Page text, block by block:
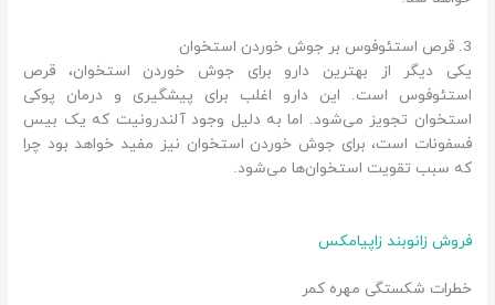
3. قرص استئوفوس بر جوش خوردن استخوان
یکی دیگر از بهترین دارو برای جوش خوردن استخوان، قرص
استئوفوس است. این دارو اغلب برای پیشگیری و درمان پوکی
استخوان تجویز می‌شود. اما به دلیل وجود آلندرونیت که یک بیس
فسفونات است، برای جوش خوردن استخوان نیز مفید خواهد بود چرا
که سبب تقویت استخوان‌ها می‌شود.
فروش زانوبند زاپیامکس
خطرات شکستگی مهره کمر